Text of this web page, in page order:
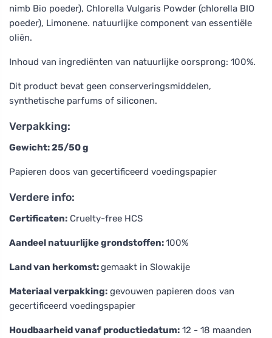
nimb Bio poeder), Chlorella Vulgaris Powder (chlorella BIO
poeder), Limonene. natuurlijke component van essentiële
oliën.
Inhoud van ingrediënten van natuurlijke oorsprong: 100%.
Dit product bevat geen conserveringsmiddelen,
synthetische parfums of siliconen.
Verpakking:
Gewicht: 25/50 g
Papieren doos van gecertificeerd voedingspapier
Verdere info:
Certificaten: Cruelty-free HCS
Aandeel natuurlijke grondstoffen:100%
Land van herkomst:gemaakt in Slowakije
Materiaal verpakking: gevouwen papieren doos van
gecertificeerd voedingspapier
Houdbaarheid vanaf productiedatum: 12 - 18 maanden